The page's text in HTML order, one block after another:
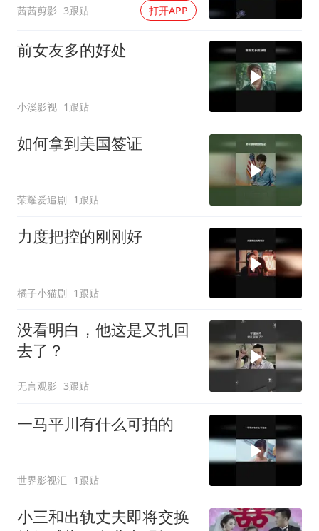
茜茜剪影 3跟贴 打开APP
前女友多的好处
小溪影视 1跟贴
如何拿到美国签证
荣耀爱追剧 1跟贴
力度把控的刚刚好
橘子小猫剧 1跟贴
没看明白，他这是又扎回
去了？
无言观影 3跟贴
一马平川有什么可拍的
世界影视汇 1跟贴
小三和出轨丈夫即将交换